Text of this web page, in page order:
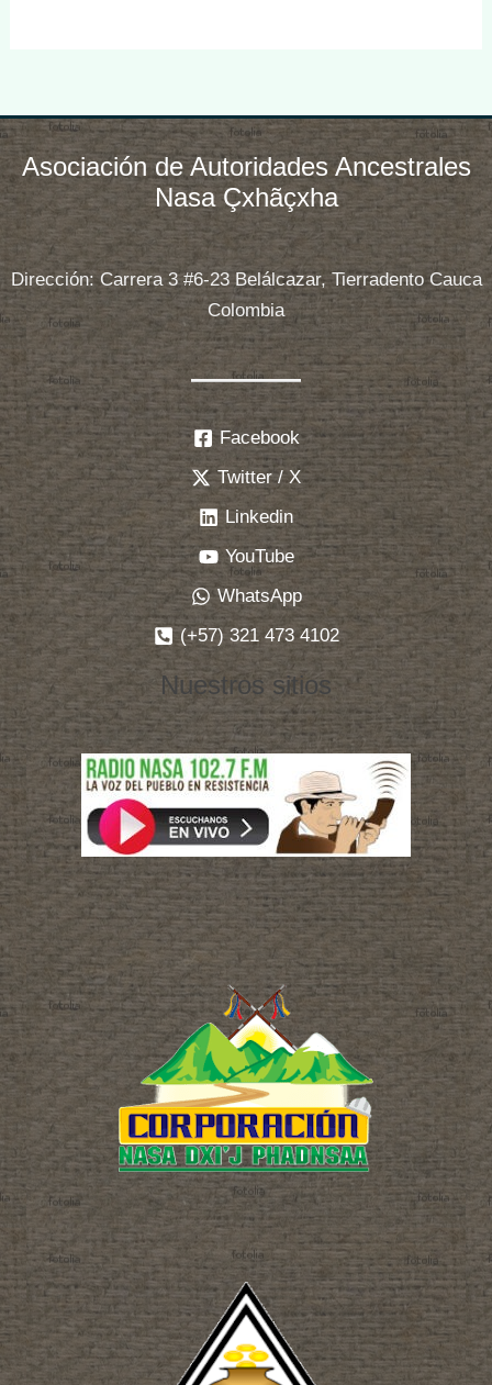
Asociación de Autoridades Ancestrales
Nasa Çxhãçxha
Dirección: Carrera 3 #6-23 Belálcazar, Tierradento Cauca
Colombia
Facebook
Twitter / X
Linkedin
YouTube
WhatsApp
(+57) 321 473 4102
Nuestros sitios